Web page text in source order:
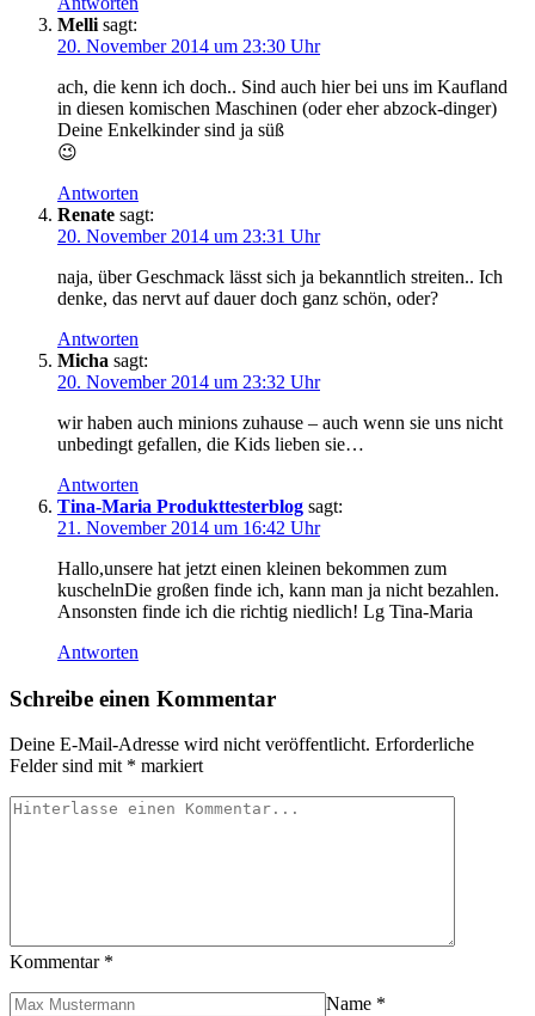
Melli sagt:
20. November 2014 um 23:30 Uhr
ach, die kenn ich doch.. Sind auch hier bei uns im Kaufland
in diesen komischen Maschinen (oder eher abzock-dinger)
Deine Enkelkinder sind ja süß
😉
Antworten
Renate sagt:
20. November 2014 um 23:31 Uhr
naja, über Geschmack lässt sich ja bekanntlich streiten.. Ich
denke, das nervt auf dauer doch ganz schön, oder?
Antworten
Micha sagt:
20. November 2014 um 23:32 Uhr
wir haben auch minions zuhause – auch wenn sie uns nicht
unbedingt gefallen, die Kids lieben sie…
Antworten
Tina-Maria Produkttesterblog sagt:
21. November 2014 um 16:42 Uhr
Hallo,unsere hat jetzt einen kleinen bekommen zum
kuschelnDie großen finde ich, kann man ja nicht bezahlen.
Ansonsten finde ich die richtig niedlich! Lg Tina-Maria
Antworten
Schreibe einen Kommentar
Deine E-Mail-Adresse wird nicht veröffentlicht. Erforderliche
Felder sind mit * markiert
Kommentar *
Name *